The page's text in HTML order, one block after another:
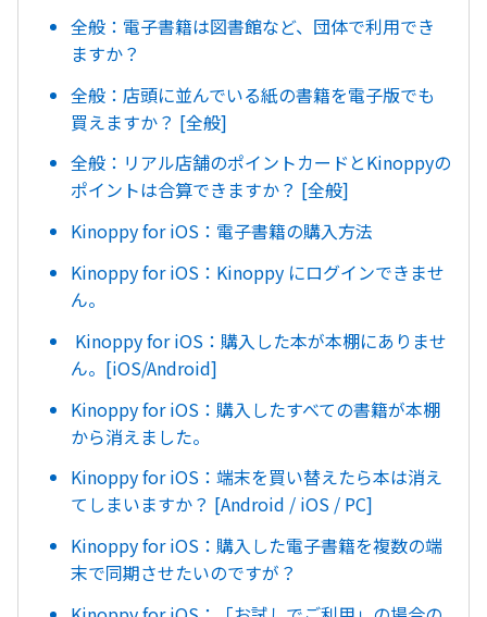
全般：電子書籍は図書館など、団体で利用でき
ますか？
全般：店頭に並んでいる紙の書籍を電子版でも
買えますか？ [全般]
全般：リアル店舗のポイントカードとKinoppyの
ポイントは合算できますか？ [全般]
Kinoppy for iOS：電子書籍の購入方法
Kinoppy for iOS：Kinoppy にログインできませ
ん。
Kinoppy for iOS：購入した本が本棚にありませ
ん。[iOS/Android]
Kinoppy for iOS：購入したすべての書籍が本棚
から消えました。
Kinoppy for iOS：端末を買い替えたら本は消え
てしまいますか？ [Android / iOS / PC]
Kinoppy for iOS：購入した電子書籍を複数の端
末で同期させたいのですが？